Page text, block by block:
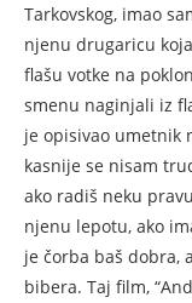
Tarkovskog, imao
njenu drugaricu
flašu votke na
smenu naginjali iz
je opisivao umetnik
kasnije se nisam
ako radiš neku
njenu lepotu, ako
je čorba baš dobra,
bibera. Taj film,